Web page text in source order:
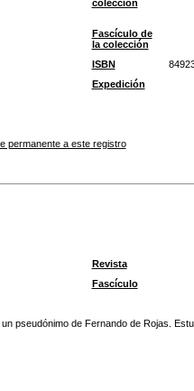
colección
Fascículo de
la colección
ISBN
Expedición
permanente a este registro
Revista
Fascículo
pseudónimo de Fernando de Rojas.